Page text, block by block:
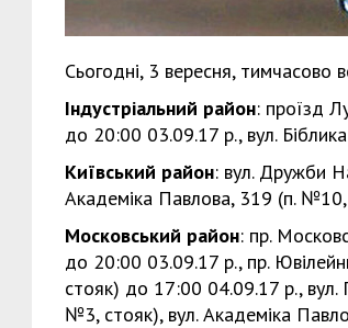
Сьогодні, 3 вересня,
Індустріальний район: проїзд
до 20:00 03.09.17 р., вул.
Київський район: вул. Дружби
Академіка Павлова, 319 (п.
Московський район: пр.
до 20:00 03.09.17 р., пр.
стояк) до 17:00 04.09.17 р., вул.
№3, стояк), вул. Академіка